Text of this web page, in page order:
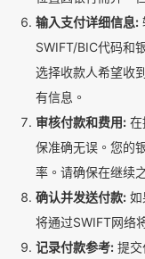
输入支付详细信息:
SWIFT/BIC代码和
选择收款人希望收
有信息。
审核付款和费用: 在
保准确无误。您的
率。请确保在继续
确认并发送付款: 如
将通过SWIFT网络
记录付款参考: 提